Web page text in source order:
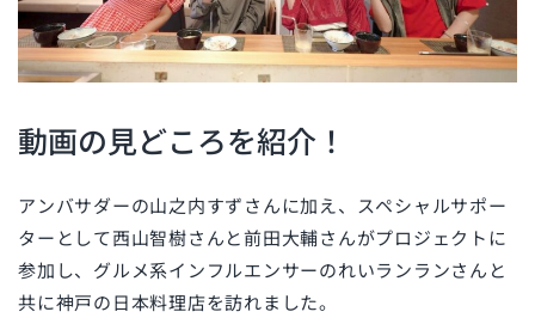
動画の見どころを紹介！
アンバサダーの山之内すずさんに加え、スペシャルサポー
ターとして西山智樹さんと前田大輔さんがプロジェクトに
参加し、グルメ系インフルエンサーのれいランランさんと
共に神戸の日本料理店を訪れました。